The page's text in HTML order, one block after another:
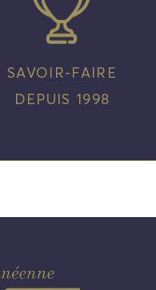
SAVOIR-FAIRE
DEPUIS 1998